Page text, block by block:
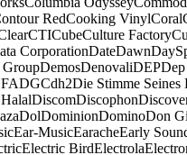
RedCooking VinylCoral
CTICubeCulture Factory
CorporationDateDawn
DemosDenovaliDEP
DGCdh2Die Stimme Seines
DiscomDiscophon
DolDominionDominoDon
Ear-MusicEaracheEarly
Electric BirdElectrola